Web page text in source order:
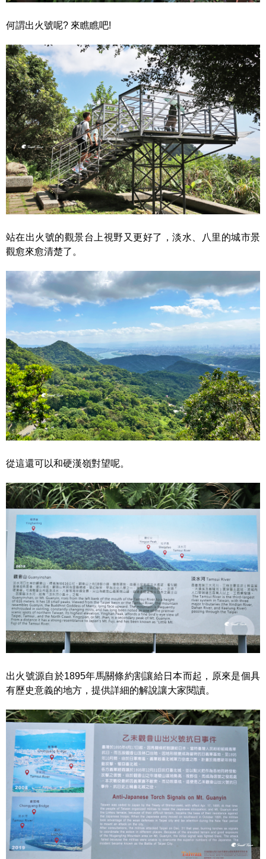
何謂出火號呢? 來瞧瞧吧!
站在出火號的觀景台上視野又更好了，淡水、八里的城市景
觀愈來愈清楚了。
從這還可以和硬漢嶺對望呢。
出火號源自於1895年馬關條約割讓給日本而起，原來是個具
有歷史意義的地方，提供詳細的解說讓大家閱讀。